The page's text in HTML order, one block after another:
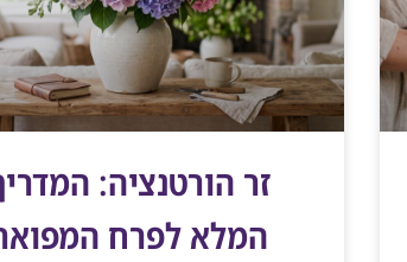
זר הורטנציה:
המלא לפרח